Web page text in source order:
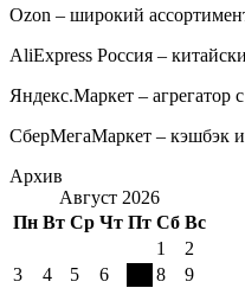
Ozon – широкий
AliExpress Россия –
Яндекс.Маркет – агрегатор
СберМегаМаркет – кэшбэк
Архив
Август 2026
Пн Вт Ср Чт Пт Сб Вс
1
2
3
4 5 6 8
9